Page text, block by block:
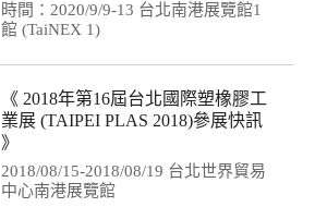
時間：2020/9/9-13 台北南港展覽館1
館 (TaiNEX 1)
《 2018年第16屆台北國際塑橡膠工
業展 (TAIPEI PLAS 2018)參展快訊
》
2018/08/15-2018/08/19 台北世界貿易
中心南港展覽館